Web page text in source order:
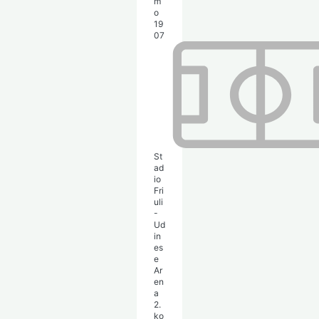
o
19
07
St
ad
io
Fri
uli
-
Ud
in
es
e
Ar
en
a
2.
ko